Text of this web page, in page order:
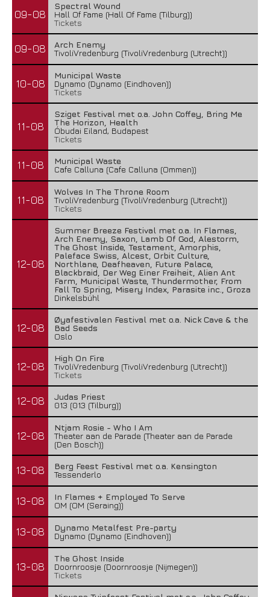
09-08
Spectral Wound
Hall Of Fame (Hall Of Fame (Tilburg))
Tickets
09-08
Arch Enemy
TivoliVredenburg (TivoliVredenburg (Utrecht))
10-08
Municipal Waste
Dynamo (Dynamo (Eindhoven))
Tickets
11-08
Sziget Festival met o.a. John Coffey, Bring Me
The Horizon, Health
Óbudai Eiland, Budapest
Tickets
11-08
Municipal Waste
Cafe Calluna (Cafe Calluna (Ommen))
11-08
Wolves In The Throne Room
TivoliVredenburg (TivoliVredenburg (Utrecht))
Tickets
12-08
Summer Breeze Festival met o.a. In Flames,
Arch Enemy, Saxon, Lamb Of God, Alestorm,
The Ghost Inside, Testament, Amorphis,
Paleface Swiss, Alcest, Orbit Culture,
Northlane, Deafheaven, Future Palace,
Blackbraid, Der Weg Einer Freiheit, Alien Ant
Farm, Municipal Waste, Thundermother, From
Fall To Spring, Misery Index, Parasite inc., Groza
Dinkelsbühl
12-08
Øyafestivalen Festival met o.a. Nick Cave & the
Bad Seeds
Oslo
12-08
High On Fire
TivoliVredenburg (TivoliVredenburg (Utrecht))
Tickets
12-08
Judas Priest
013 (013 (Tilburg))
12-08
Ntjam Rosie - Who I Am
Theater aan de Parade (Theater aan de Parade
(Den Bosch))
13-08
Berg Feest Festival met o.a. Kensington
Tessenderlo
13-08
In Flames + Employed To Serve
OM (OM (Seraing))
13-08
Dynamo Metalfest Pre-party
Dynamo (Dynamo (Eindhoven))
13-08
The Ghost Inside
Doornroosje (Doornroosje (Nijmegen))
Tickets